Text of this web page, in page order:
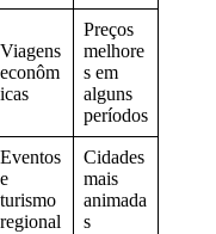
Viagens
econôm
icas
Preços
melhore
s em
alguns
períodos
Eventos
e
turismo
regional
Cidades
mais
animada
s